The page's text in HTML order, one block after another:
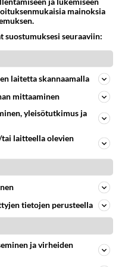
hyvin
julkkisjuorut
301
1293
30
1067
877
871
mainoksia
suostumuksesi seuraaviin:
laitetta skannaamalla
mittaaminen
yleisötutkimus ja
laitteella olevien
tietojen perusteella
ja virheiden